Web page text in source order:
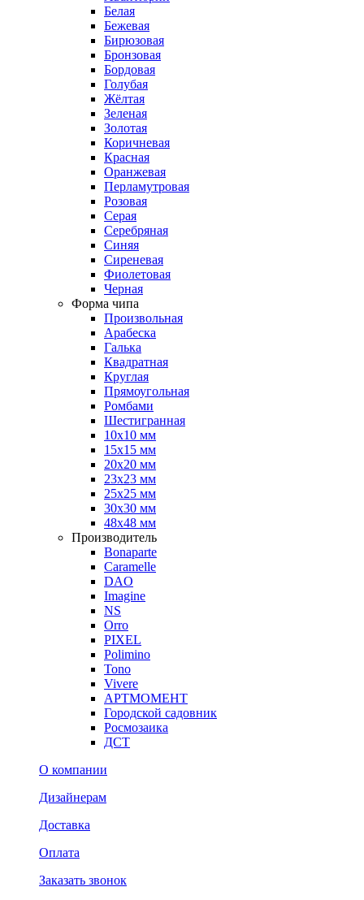
Белая
Бежевая
Бирюзовая
Бронзовая
Бордовая
Голубая
Жёлтая
Зеленая
Золотая
Коричневая
Красная
Оранжевая
Перламутровая
Розовая
Серая
Серебряная
Синяя
Сиреневая
Фиолетовая
Черная
Форма чипа
Произвольная
Арабеска
Галька
Квадратная
Круглая
Прямоугольная
Ромбами
Шестигранная
10х10 мм
15х15 мм
20х20 мм
23х23 мм
25х25 мм
30х30 мм
48х48 мм
Производитель
Bonaparte
Caramelle
DAO
Imagine
NS
Orro
PIXEL
Polimino
Tono
Vivere
АРТМОМЕНТ
Городской садовник
Росмозаика
ДСТ
О компании
Дизайнерам
Доставка
Оплата
Заказать звонок